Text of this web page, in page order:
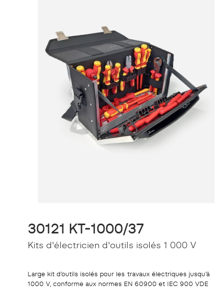
30121 KT-1000/37
Kits d'électricien d'outils isolés 1 000 V
Large kit d’outils isolés pour les travaux électriques jusqu’à
1000 V, conforme aux normes EN 60900 et IEC 900 VDE